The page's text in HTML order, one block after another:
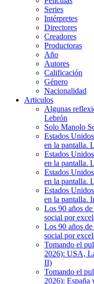
Series
Intérpretes
Directores
Creadores
Productoras
Año
Autores
Calificación
Género
Nacionalidad
Articulos
Algunas
Lebrón
Solo Manolo
Estados
en la pantalla.
Estados
en la pantalla.
Estados
en la pantalla.
Estados
en la pantalla.
Los 90 años
social por
Los 90 años
social por
Tomando el
2026): USA,
II)
Tomando el
2026): España